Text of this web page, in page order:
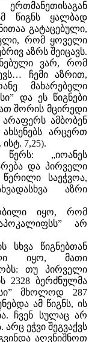
წიგნს ყალბად
გატაცებული,
რომ ყოველი
აზრს შეიცავს.
ვარ, რომ
ჩემი აზრით,
მახარებელი
და ეს წიგნები
შორის მცირედი
ამბობენ
არცერთ
7,25).
„იოანეს
და პირველი
საეჭვოა,
აზრი
იყო, რომ
არ
სხვა წიგნებთან
იყო, მათი
თუ პირველი
2328 ბერძნულმა
მხოლოდ 287
ამ წიგნს, ის
ჩვენ სულაც არ
არც ეჭვი შეგვაქვს
აღვნიშნოთ